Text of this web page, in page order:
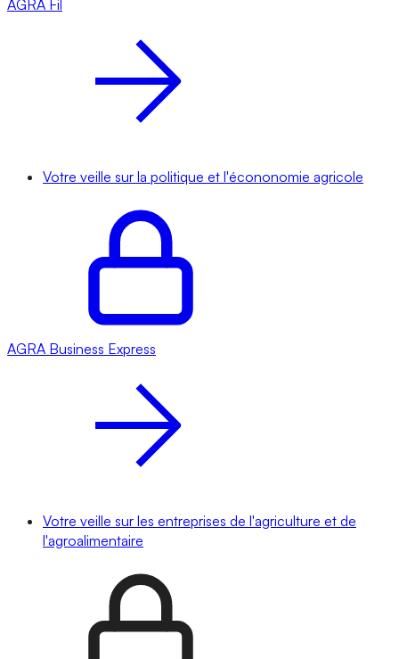
AGRA Fil
Votre veille sur la politique et l'écononomie agricole
AGRA Business Express
Votre veille sur les entreprises de l'agriculture et de
l'agroalimentaire